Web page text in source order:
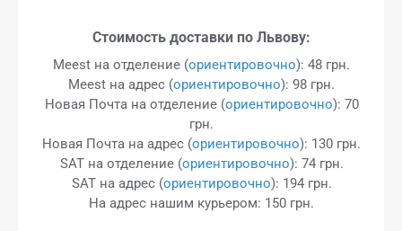
Стоимость доставки по Львову:
Meest на отделение (ориентировочно): 48 грн.
Meest на адрес (ориентировочно): 98 грн.
Новая Почта на отделение (ориентировочно): 70
грн.
Новая Почта на адрес (ориентировочно): 130 грн.
SAT на отделение (ориентировочно): 74 грн.
SAT на адрес (ориентировочно): 194 грн.
На адрес нашим курьером: 150 грн.